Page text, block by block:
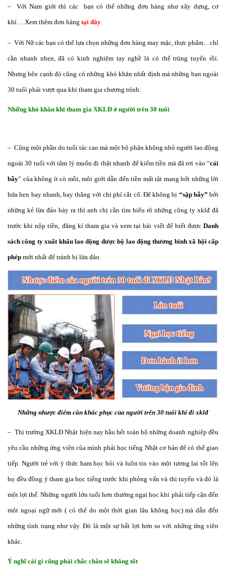
– Với Nam giới thì các bạn có thể những đơn hàng như xây dựng, cơ
khí….Xem thêm đơn hàng tại đây.
– Với Nữ các bạn có thể lựa chọn những đơn hàng may mặc, thực phẩm…chỉ
cần nhanh nhẹn, đã có kinh nghiệm tay nghề là có thể trúng tuyển rồi.
Nhưng bên cạnh đó cũng có những khó khăn nhất định mà những bạn ngoài
30 tuổi phải vượt qua khi tham gia chương trình.
Những khó khăn khi tham gia XKLĐ ở người trên 30 tuổi
– Cũng một phần do tuổi tác cao mà một bộ phận không nhỏ người lao động
ngoài 30 tuổi với tâm lý muốn đi thật nhanh để kiếm tiền mà đã rơi vào “cái
bẫy” của không ít cò mồi, môi giới dẫn đến tiền mất tật mang bởi những lời
hứa hẹn bay nhanh, bay thẳng với chi phí cắt cổ. Để không bị “sập bẫy” bởi
những kẻ lừa đảo bày ra thì anh chị cần tìm hiểu rõ những công ty xklđ đã
trước khi nộp tiền, đăng kí tham gia và xem tại bài viết để biết được Danh
sách công ty xuất khẩu lao động được bộ lao động thương binh xã hội cấp
phép mới nhất để tránh bị lừa đảo.
Những nhược điểm cần khắc phục của người trên 30 tuổi khi đi xklđ
– Thị trường XKLĐ Nhật hiện nay hầu hết toàn bộ những doanh nghiệp đều
yêu cầu những ứng viên của mình phải học tiếng Nhật cơ bản để có thể giao
tiếp. Người trẻ với ý thức ham học hỏi và luôn tin vào một tương lai tốt lên
họ đều đồng ý tham gia học tiếng trước khi phỏng vấn và thi tuyển và đó là
một lợi thế. Những người lớn tuổi hơn thường ngại học khi phải tiếp cận đến
một ngoại ngữ mới ( có thể do một thời gian lâu không học) mà dẫn đến
những tình trạng như vậy. Đó là một sự bất lợi hơn so với những ứng viên
khác.
Ý nghĩ cái gì cũng phải chắc chắn sẽ không tốt